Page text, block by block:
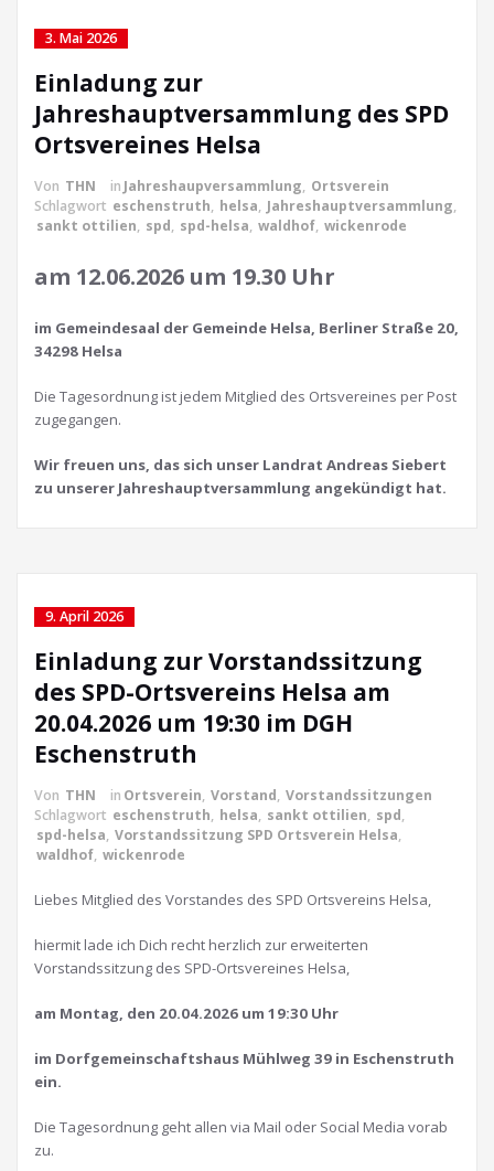
3. Mai 2026
Einladung zur
Jahreshauptversammlung des SPD
Ortsvereines Helsa
Von THN in Jahreshaupversammlung, Ortsverein
Schlagwort eschenstruth, helsa, Jahreshauptversammlung,
sankt ottilien, spd, spd-helsa, waldhof, wickenrode
am 12.06.2026 um 19.30 Uhr
im Gemeindesaal der Gemeinde Helsa, Berliner Straße 20,
34298 Helsa
Die Tagesordnung ist jedem Mitglied des Ortsvereines per Post
zugegangen.
Wir freuen uns, das sich unser Landrat Andreas Siebert
zu unserer Jahreshauptversammlung angekündigt hat.
9. April 2026
Einladung zur Vorstandssitzung
des SPD-Ortsvereins Helsa am
20.04.2026 um 19:30 im DGH
Eschenstruth
Von THN in Ortsverein, Vorstand, Vorstandssitzungen
Schlagwort eschenstruth, helsa, sankt ottilien, spd,
spd-helsa, Vorstandssitzung SPD Ortsverein Helsa,
waldhof, wickenrode
Liebes Mitglied des Vorstandes des SPD Ortsvereins Helsa,
hiermit lade ich Dich recht herzlich zur erweiterten
Vorstandssitzung des SPD-Ortsvereines Helsa,
am Montag, den 20.04.2026 um 19:30 Uhr
im Dorfgemeinschaftshaus Mühlweg 39 in Eschenstruth
ein.
Die Tagesordnung geht allen via Mail oder Social Media vorab
zu.